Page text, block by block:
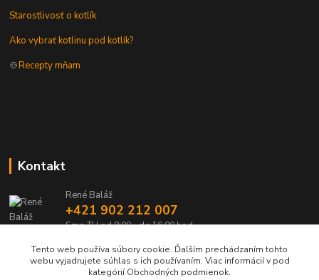
Starostlivosť o kotlík
Ako vybrať kotlinu pod kotlík?
🍲Recepty mňam
Kontakt
René Baláž
+421 902 212 007
Sme TU od 8:00 - do 16:00 hod
info@kotlik.sk
Tento web používa súbory cookie. Ďalším prechádzaním tohto
webu vyjadrujete súhlas s ich používaním. Viac informácií v pod
kategórií Obchodných podmienok.